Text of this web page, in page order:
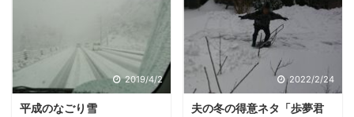
2019/4/2
平成のなごり雪
2022/2/24
夫の冬の得意ネタ「歩夢君